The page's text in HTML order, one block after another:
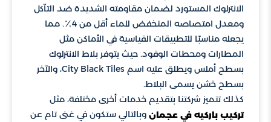
الانترلوك المستورد لضمان مقاومته الشديدة ضد التآكل
ومعدل امتصاصه المنخفض للماء أقل من 4٪. مما
يجعله مناسبًا للتطبيقات القياسية في الأماكن مثل
المطارات ومحطات الوقود. حيث يتوفر بلاط الانترلوك
بسطح أملس ويطلق عليه اسم City Black Tiles، والآخر
بسطح خشن يسمى البلاط.
كذلك تتميز شركتنا بتقديم خدمات أخرى مختلفة، مثل
تركيب باركيه في عجمان وبالتالي ستكون في غنى تام عن